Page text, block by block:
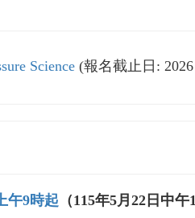
Science (報名截止日:
午9時起 （115年5月22日中午